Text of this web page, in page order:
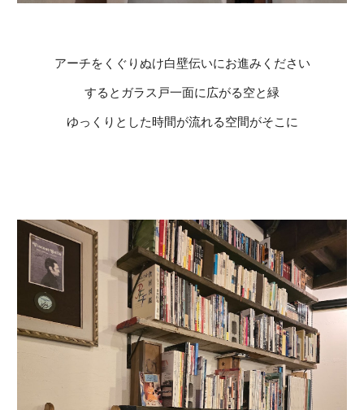
アーチをくぐりぬけ白壁伝いにお進みください
すると ガラス戸一面に広がる空と緑
ゆっくりとした時間が流れる空間がそこに